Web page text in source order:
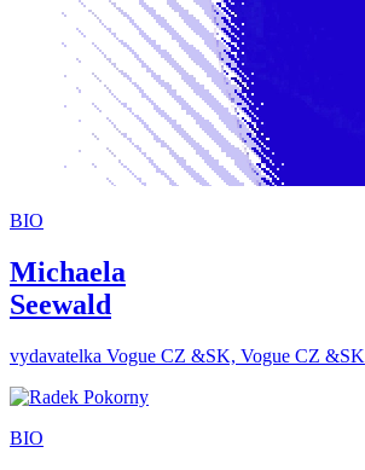
BIO
Michaela
Seewald
vydavatelka Vogue CZ &SK, Vogue CZ &SK
BIO